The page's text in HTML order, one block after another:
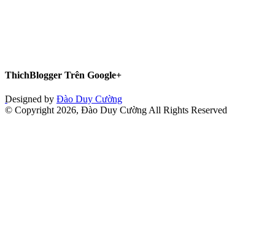
ThichBlogger Trên Google+
Designed by Đào Duy Cường
© Copyright 2026, Đào Duy Cường All Rights Reserved